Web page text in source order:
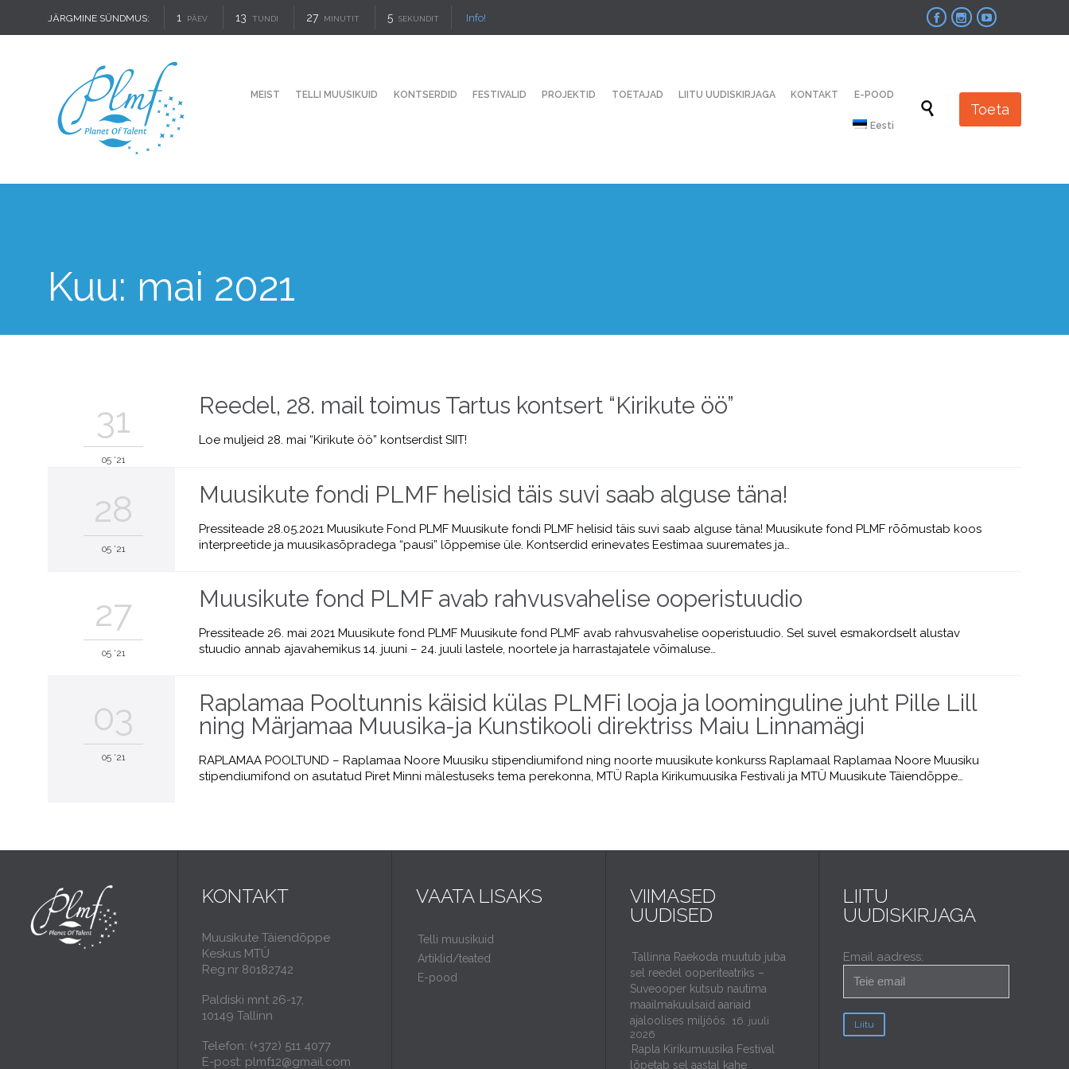
JÄRGMINE SÜNDMUS: 1 PÄEV 13 TUNDI 27 MINUTIT 4 SEKUNDIT Info!   
content
MEIST TELLI MUUSIKUID KONTSERDID FESTIVALID PROJEKTID TOETAJAD LIITU UUDISKIRJAGA KONTAKT E-POOD
Eesti
 Toeta
Kuu: mai 2021
31
05 '21
Reedel, 28. mail toimus Tartus kontsert “Kirikute öö”
Loe muljeid 28. mai “Kirikute öö” kontserdist SIIT!
28
05 '21
Muusikute fondi PLMF helisid täis suvi saab alguse täna!
Pressiteade 28.05.2021 Muusikute Fond PLMF Muusikute fondi PLMF helisid täis suvi saab alguse täna! Muusikute fond PLMF rõõmustab koos
interpreetide ja muusikasõpradega “pausi” lõppemise üle. Kontserdid erinevates Eestimaa suuremates ja…
27
05 '21
Muusikute fond PLMF avab rahvusvahelise ooperistuudio
Pressiteade 26. mai 2021 Muusikute fond PLMF Muusikute fond PLMF avab rahvusvahelise ooperistuudio. Sel suvel esmakordselt alustav
stuudio annab ajavahemikus 14. juuni – 24. juuli lastele, noortele ja harrastajatele võimaluse…
03
05 '21
Raplamaa Pooltunnis käisid külas PLMFi looja ja loominguline juht Pille Lill
ning Märjamaa Muusika-ja Kunstikooli direktriss Maiu Linnamägi
RAPLAMAA POOLTUND – Raplamaa Noore Muusiku stipendiumifond ning noorte muusikute konkurss Raplamaal Raplamaa Noore Muusiku
stipendiumifond on asutatud Piret Minni mälestuseks tema perekonna, MTÜ Rapla Kirikumuusika Festivali ja MTÜ Muusikute Täiendõppe…
KONTAKT
Muusikute Täiendõppe
Keskus MTÜ
Reg.nr 80182742
Paldiski mnt 26-17,
10149 Tallinn
Telefon: (+372) 511 4077
E-post: plmf12@gmail.com
VAATA LISAKS
Telli muusikuid
Artiklid/teated
E-pood
VIIMASED
UUDISED
Tallinna Raekoda muutub juba
sel reedel ooperiteatriks –
Suveooper kutsub nautima
maailmakuulsaid aariaid
ajaloolises miljöös.
16. juuli
2026
Rapla Kirikumuusika Festival
lõpetab sel aastal kahe
LIITU
UUDISKIRJAGA
Email aadress: